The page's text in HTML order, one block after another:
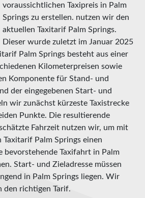
voraussichtlichen Taxipreis in Palm
Springs zu erstellen. nutzen wir den
aktuellen Taxitarif Palm Springs.
Dieser wurde zuletzt im Januar 2025
Palm Springs besteht aus einer
Kilometerpreisen sowie
Komponente für Stand- und
der eingegebenen Start- und
wir zunächst kürzeste Taxistrecke
Punkte. Die resultierende
Fahrzeit nutzen wir, um mit
Palm Springs einen
bevorstehende Taxifahrt in Palm
Start- und Zieladresse müssen
in Palm Springs liegen. Wir
den richtigen Tarif.